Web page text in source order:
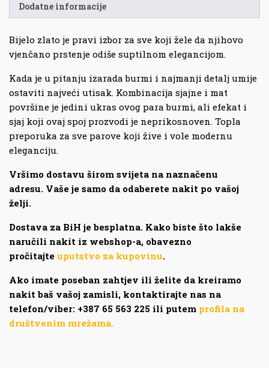
Dodatne informacije
Bijelo zlato je pravi izbor za sve koji žele da njihovo
vjenčano prstenje odiše suptilnom elegancijom.
Kada je u pitanju izarada burmi i najmanji detalj umije
ostaviti najveći utisak. Kombinacija sjajne i mat
površine je jedini ukras ovog para burmi, ali efekat i
sjaj koji ovaj spoj prozvodi je neprikosnoven. Topla
preporuka za sve parove koji žive i vole modernu
eleganciju.
Vršimo dostavu širom svijeta na naznačenu
adresu. Vaše je samo da odaberete nakit po vašoj
želji.
Dostava za BiH je besplatna. Kako biste što lakše
naručili nakit iz webshop-a, obavezno
pročitajte uputstvo za kupovinu.
Ako imate poseban zahtjev ili želite da kreiramo
nakit baš vašoj zamisli, kontaktirajte nas na
telefon/viber: +387 65 563 225 ili putem profila na
društvenim mrežama.